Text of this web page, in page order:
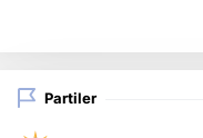
Partiler